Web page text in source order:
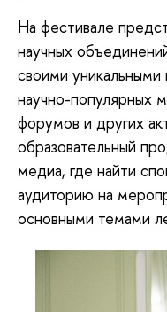
На фестивале
научных
своими
научно-популярных
форумов и других
образовательный
медиа, где найти
аудиторию на
основными темами